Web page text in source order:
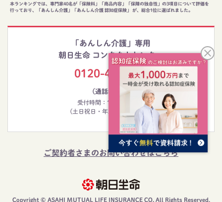
本ランキングでは、専門家40名が「保険料」「商品内容」「保障の独自性」の3項目について評価を
行っており、「あんしん介護」「あんしん介護 認知症保険」 が、総合1位に選ばれました。
「あんしん介護」専用
朝日生命 コンタクトセンター
0120-491-100
（通話料無料）
受付時間：10:00～20:00
(土日祝日・年末年始等を除く)
ご契約者さまのお問い合わせはこちら
Copyright © ASAHI MUTUAL LIFE INSURANCE CO, All Rights Reserved.